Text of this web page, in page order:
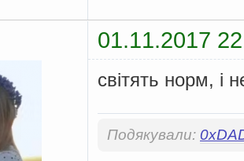
01.11.2017
світять норм, і
Подякували: